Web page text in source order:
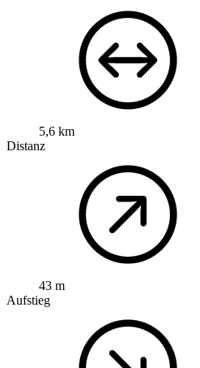
5,6 km
Distanz
43 m
Aufstieg